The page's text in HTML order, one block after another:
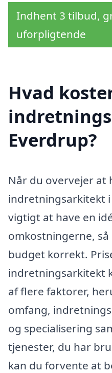
Indhent 3 tilbud,
uforpligtende
Hvad
Everdrup?
Når du overvejer at
indretningsarkitekt
vigtigt at have en
omkostningerne,
budget korrekt.
indretningsarkitekt
af flere faktorer,
omfang,
og specialisering
tjenester, du har
kan du forvente at